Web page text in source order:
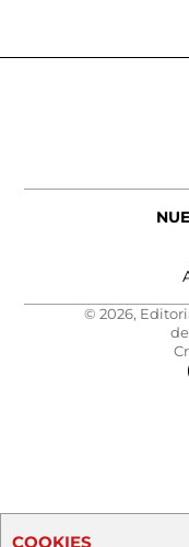
© 2026,
COOKIES